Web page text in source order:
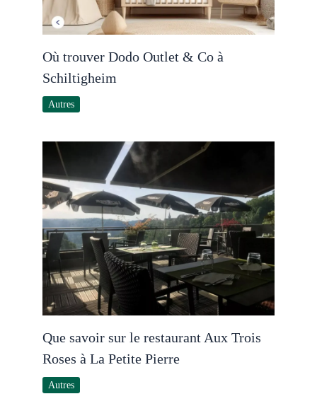
Où trouver Dodo Outlet & Co à
Schiltigheim
Autres
Que savoir sur le restaurant Aux Trois
Roses à La Petite Pierre
Autres